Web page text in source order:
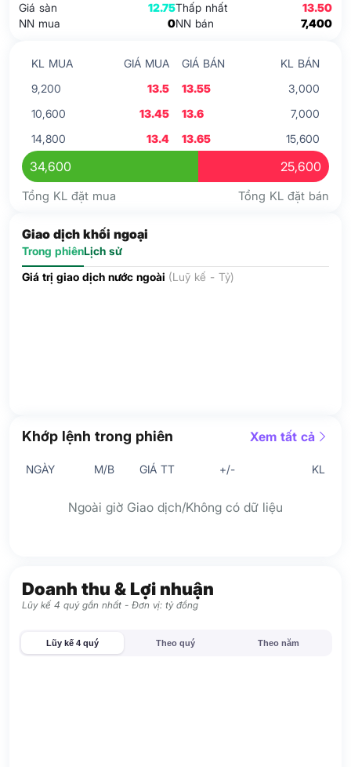
Giá sàn
12.75
NN mua
0
Thấp nhất
13.50
NN bán
7,400
KL MUA GIÁ MUA GIÁ BÁN
KL BÁN
9,200
13.5 13.55
3,000
10,600
13.45 13.6
7,000
14,800
13.4 13.65 15,600
34,600 25,600
Tổng KL đặt mua Tổng KL đặt bán
Giao dịch khối ngoại
Trong phiênLịch sử
Giá trị giao dịch nước ngoài (Luỹ kế - Tỷ)
Khớp lệnh trong phiên Xem tất cả
NGÀY M/B GIÁ TT +/- KL
Ngoài giờ Giao dịch/Không có dữ liệu
Doanh thu & Lợi nhuận
Lũy kế 4 quý gần nhất - Đơn vị: tỷ đồng
Lũy kế 4 quý Theo quý Theo năm